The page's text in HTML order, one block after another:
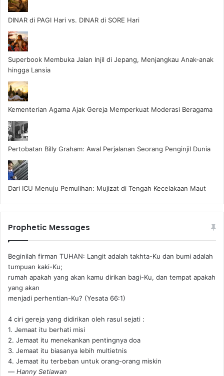
DINAR di PAGI Hari vs. DINAR di SORE Hari
Superbook Membuka Jalan Injil di Jepang, Menjangkau Anak-anak
hingga Lansia
Kementerian Agama Ajak Gereja Memperkuat Moderasi Beragama
Pertobatan Billy Graham: Awal Perjalanan Seorang Penginjil Dunia
Dari ICU Menuju Pemulihan: Mujizat di Tengah Kecelakaan Maut
Prophetic Messages
Beginilah firman TUHAN: Langit adalah takhta-Ku dan bumi adalah
tumpuan kaki-Ku;
rumah apakah yang akan kamu dirikan bagi-Ku, dan tempat apakah
yang akan
menjadi perhentian-Ku? (Yesata 66:1) ‪
4 ciri gereja yang didirikan oleh rasul sejati :
1. Jemaat itu berhati misi
2. Jemaat itu menekankan pentingnya doa
3. Jemaat itu biasanya lebih multietnis
4. Jemaat itu terbeban untuk orang-orang miskin
— Hanny Setiawan